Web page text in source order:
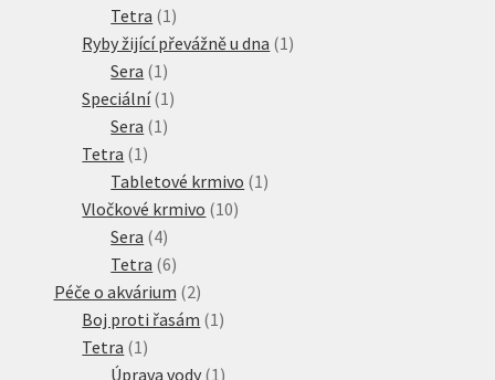
produkty
Tetra 1 1
produkt
Ryby žijící převážně u dna 1 1
Sera 1 1
produkt
Speciální 1 1
Sera 1 1
Tetra 1 1
produkt
Tabletové krmivo 1 1
Vločkové krmivo 1010
Sera 44
produkty
Tetra 66
produktů
Péče o akvárium 22
produkty
Boj proti řasám 1 1
Tetra 1 1
produkt
Úprava vody 1 1